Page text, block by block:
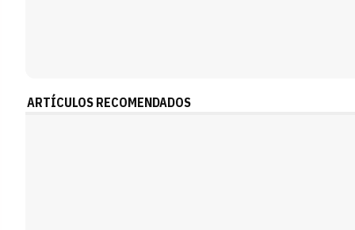
ARTÍCULOS RECOMENDADOS